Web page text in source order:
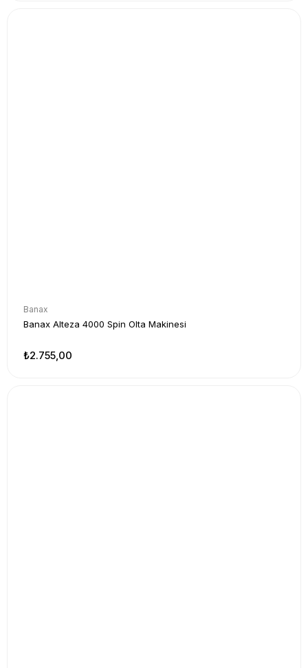
Banax
Banax Alteza 4000 Spin Olta Makinesi
₺2.755,00